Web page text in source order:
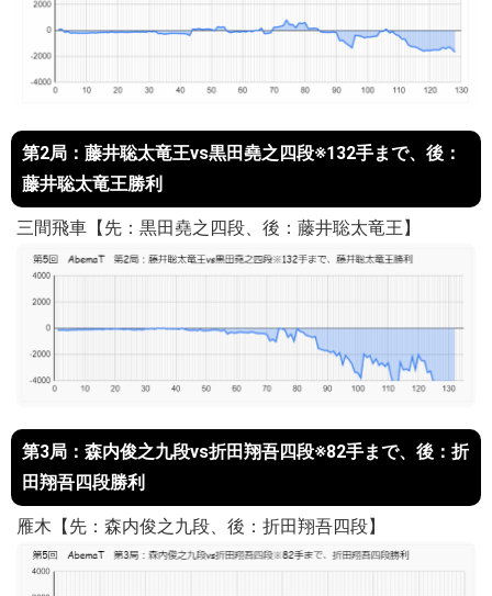
第2局：藤井聡太竜王vs黒田堯之四段※132手まで、後：
藤井聡太竜王勝利
三間飛車【先：黒田堯之四段、後：藤井聡太竜王】
第3局：森内俊之九段vs折田翔吾四段※82手まで、後：折
田翔吾四段勝利
雁木【先：森内俊之九段、後：折田翔吾四段】